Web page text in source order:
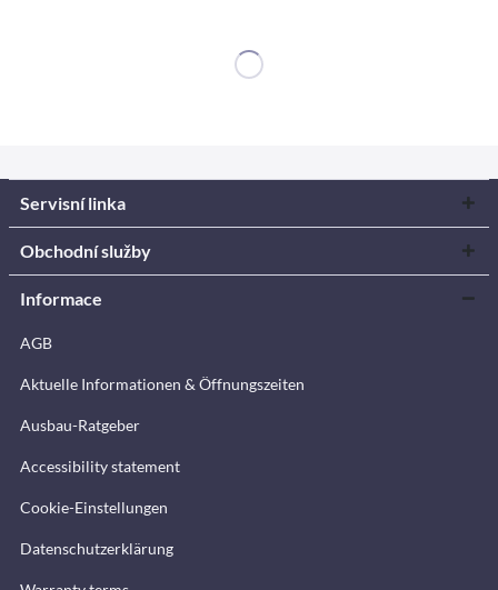
Servisní linka
Obchodní služby
Informace
AGB
Aktuelle Informationen & Öffnungszeiten
Ausbau-Ratgeber
Accessibility statement
Cookie-Einstellungen
Datenschutzerklärung